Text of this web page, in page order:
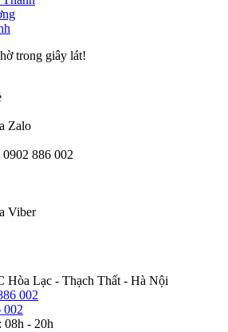
trong giây lát!
Zalo
886 002
Viber
Hòa Lạc - Thạch Thất - Hà Nội
002
002
: 08h - 20h